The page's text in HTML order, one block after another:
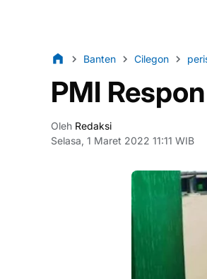
Banten Cilegon
PMI
Oleh Redaksi
Selasa, 1 Maret 2022 11:11 WIB